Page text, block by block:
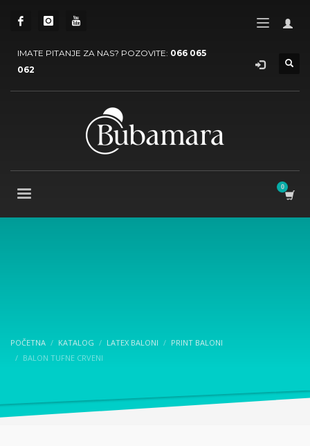
IMATE PITANJE ZA NAS? POZOVITE: 066 065
062
POČETNA KATALOG LATEX BALONI
PRINT BALONI
BALON TUFNE CRVENI